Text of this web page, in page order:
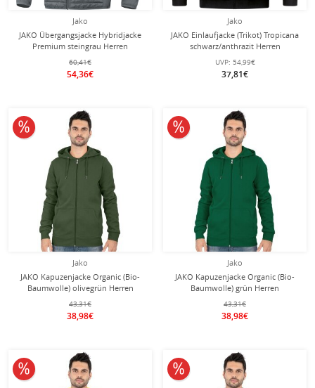
Jako
JAKO Übergangsjacke Hybridjacke
Premium steingrau Herren
60,41€
54,36€
Jako
JAKO Einlaufjacke (Trikot) Tropicana
schwarz/anthrazit Herren
UVP: 54,99€
37,81€
Jako
JAKO Kapuzenjacke Organic (Bio-
Baumwolle) olivegrün Herren
43,31€
38,98€
10% reduziert
Jako
JAKO Kapuzenjacke Organic (Bio-
Baumwolle) grün Herren
43,31€
38,98€
10% reduziert
10% reduziert 10% reduziert